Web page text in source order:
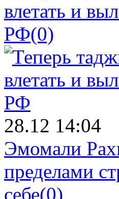
влетать и
РФ(0)
28.12 14:04
Эмомали
пределами
себе(0)